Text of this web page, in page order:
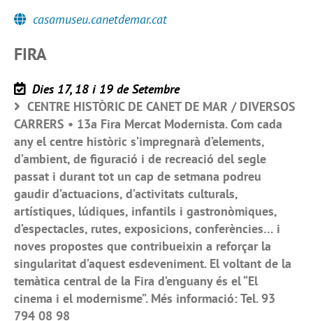
casamuseu.canetdemar.cat
FIRA
Dies 17, 18 i 19 de Setembre
CENTRE HISTÒRIC DE CANET DE MAR / DIVERSOS
CARRERS • 13a Fira Mercat Modernista. Com cada
any el centre històric s’impregnarà d’elements,
d’ambient, de figuració i de recreació del segle
passat i durant tot un cap de setmana podreu
gaudir d’actuacions, d’activitats culturals,
artístiques, lúdiques, infantils i gastronòmiques,
d’espectacles, rutes, exposicions, conferències… i
noves propostes que contribueixin a reforçar la
singularitat d’aquest esdeveniment. El voltant de la
temàtica central de la Fira d’enguany és el “El
cinema i el modernisme”. Més informació: Tel. 93
794 08 98